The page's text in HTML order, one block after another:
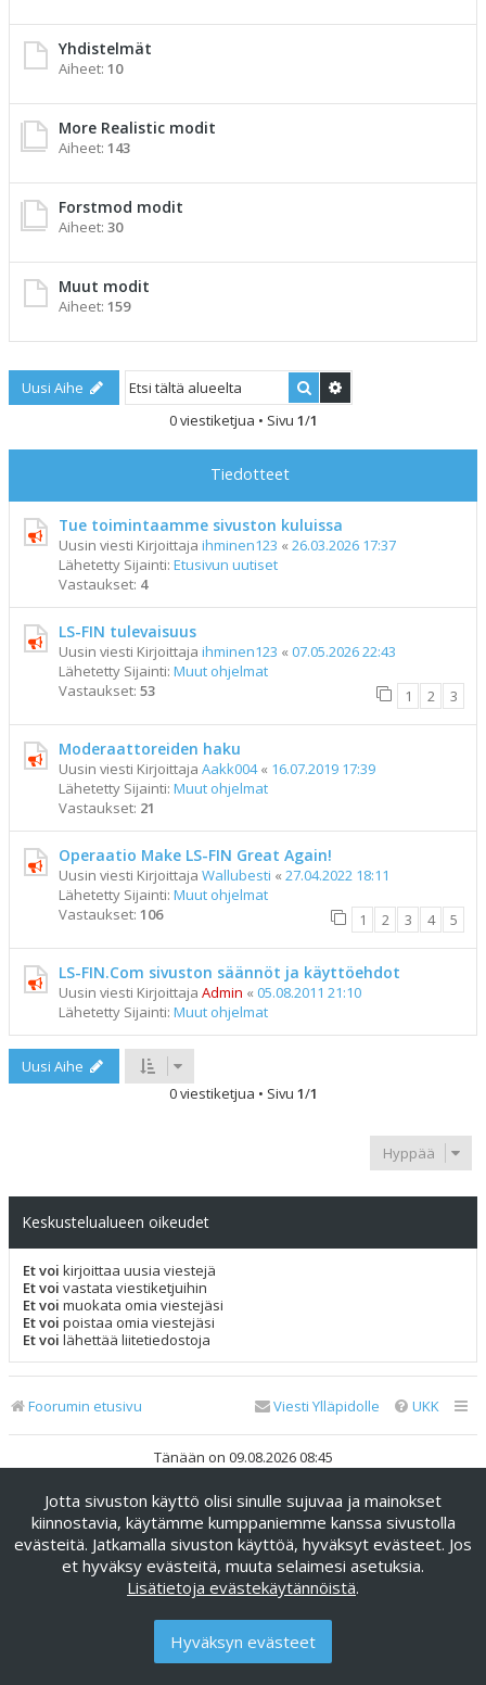
Yhdistelmät
Aiheet: 10
More Realistic modit
Aiheet: 143
Forstmod modit
Aiheet: 30
Muut modit
Aiheet: 159
Uusi Aihe Etsi
0 viestiketjua • Sivu 1/1
Tiedotteet
Tue toimintaamme sivuston kuluissa
Uusin viesti Kirjoittaja ihminen123 « 26.03.2026 17:37
Lähetetty Sijainti: Etusivun uutiset
Vastaukset: 4
LS-FIN tulevaisuus
Uusin viesti Kirjoittaja ihminen123 « 07.05.2026 22:43
Lähetetty Sijainti: Muut ohjelmat
Vastaukset: 53 1 2 3
Moderaattoreiden haku
Uusin viesti Kirjoittaja Aakk004« 16.07.2019 17:39
Lähetetty Sijainti: Muut ohjelmat
Vastaukset: 21
Operaatio Make LS-FIN Great Again!
Uusin viesti Kirjoittaja Wallubesti « 27.04.2022 18:11
Lähetetty Sijainti: Muut ohjelmat
Vastaukset: 106 1 2 3 4 5
LS-FIN.Com sivuston säännöt ja käyttöehdot
Uusin viesti Kirjoittaja Admin « 05.08.2011 21:10
Lähetetty Sijainti: Muut ohjelmat
Uusi Aihe
0 viestiketjua • Sivu 1/1
Hyppää
Keskustelualueen oikeudet
Et voi kirjoittaa uusia viestejä
Et voi vastata viestiketjuihin
Et voi muokata omia viestejäsi
Et voi poistaa omia viestejäsi
Et voi lähettää liitetiedostoja
Foorumin etusivu UKK
Viesti Ylläpidolle
Tänään on 09.08.2026 08:45
Keskustelufoorumin ohjelmistophpBB® Forum Software ©
phpBB Limited
Käännös: phpBB Suomi (lurttinen, harritapio, Pettis)
phpBB Metro Theme byPixelGoose Studio
Yksityisyys|Ehdot
Jotta sivuston käyttö olisi sinulle sujuvaa ja mainokset
kiinnostavia, käytämme kumppaniemme kanssa sivustolla
evästeitä. Jatkamalla sivuston käyttöä, hyväksyt evästeet. Jos
et hyväksy evästeitä, muuta selaimesi asetuksia.
Lisätietoja evästekäytännöistä.
Hyväksyn evästeet